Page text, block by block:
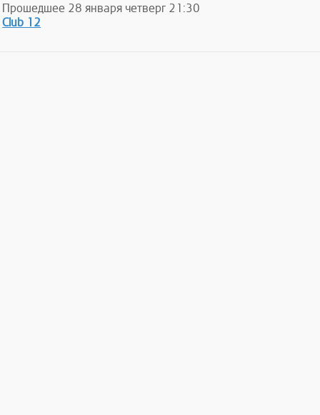
Прошедшее 28 января четверг 21:30
Club 12